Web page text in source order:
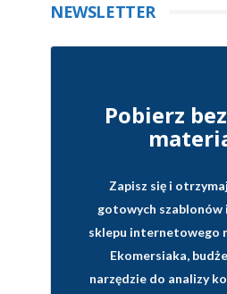
NEWSLETTER
Pobierz
Zapisz się i
gotowych szablonów
sklepu internetowego
Ekomersiaka,
narzędzie do analizy